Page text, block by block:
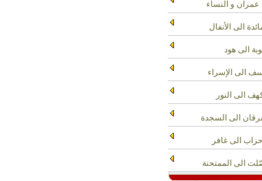
و النساء
الى الأنفال
الى هود
الى الإسراء
الى النور
الى السجدة
الى غافر
الى الممتحنة